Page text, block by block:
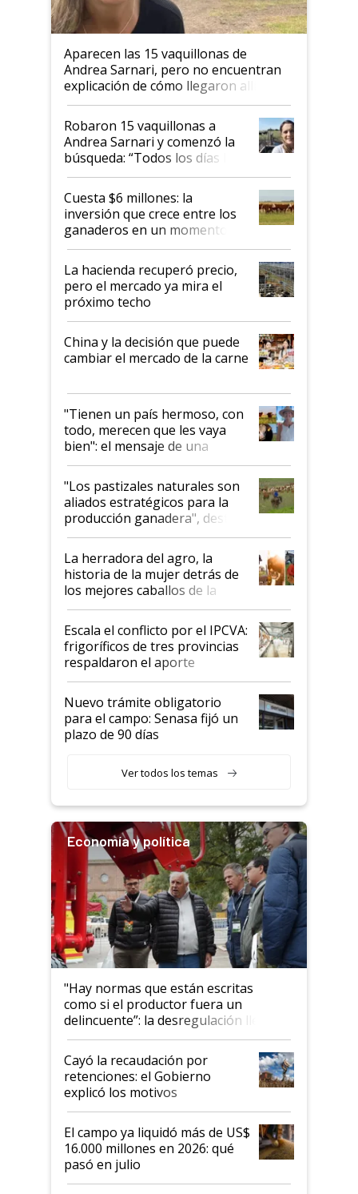
Aparecen las 15 vaquillonas de
Andrea Sarnari, pero no encuentran
explicación de cómo llegaron allí
Robaron 15 vaquillonas a
Andrea Sarnari y comenzó la
búsqueda: “Todos los días le
toca a algún productor”
Cuesta $6 millones: la
inversión que crece entre los
ganaderos en un momento
histórico para la actividad
La hacienda recuperó precio,
pero el mercado ya mira el
próximo techo
China y la decisión que puede
cambiar el mercado de la carne
"Tienen un país hermoso, con
todo, merecen que les vaya
bien": el mensaje de una
ganadera uruguaya sobre las
oportunidades que se abren
para el agro en Argentina, con
foco en la carne
"Los pastizales naturales son
aliados estratégicos para la
producción ganadera", destaca
la iniciativa que ya reúne a 46
establecimientos en Argentina
La herradora del agro, la
historia de la mujer detrás de
los mejores caballos de la
Argentina y los mitos que
todavía hacen sufrir a estos
animales: "Mientras me
descalificaban, yo seguí
haciendo currículum"
Escala el conflicto por el IPCVA:
frigoríficos de tres provincias
respaldaron el aporte
obligatorio
Nuevo trámite obligatorio
para el campo: Senasa fijó un
plazo de 90 días
Ver todos los temas
Economía y política
"Hay normas que están escritas
como si el productor fuera un
delincuente”: la desregulación llegó
al Congreso Aapresid y hasta se
habló del financiamiento al IPCVA
Cayó la recaudación por
retenciones: el Gobierno
explicó los motivos
El campo ya liquidó más de US$
16.000 millones en 2026: qué
pasó en julio